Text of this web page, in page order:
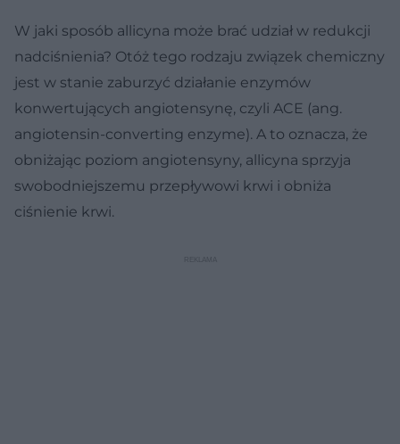
W jaki sposób allicyna może brać udział w redukcji
nadciśnienia? Otóż tego rodzaju związek chemiczny
jest w stanie zaburzyć działanie enzymów
konwertujących angiotensynę, czyli ACE (ang.
angiotensin-converting enzyme). A to oznacza, że
obniżając poziom angiotensyny, allicyna sprzyja
swobodniejszemu przepływowi krwi i obniża
ciśnienie krwi.